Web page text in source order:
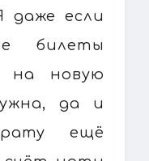
даже если
билеты
на новую
да и
ещё